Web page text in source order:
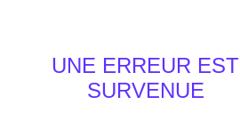
UNE ERREUR EST
SURVENUE